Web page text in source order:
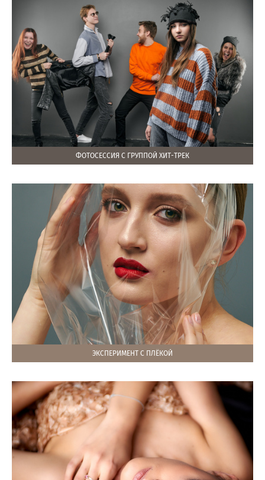
ФОТОСЕССИЯ С ГРУППОЙ ХИТ-ТРЕК
ЭКСПЕРИМЕНТ С ПЛЁКОЙ